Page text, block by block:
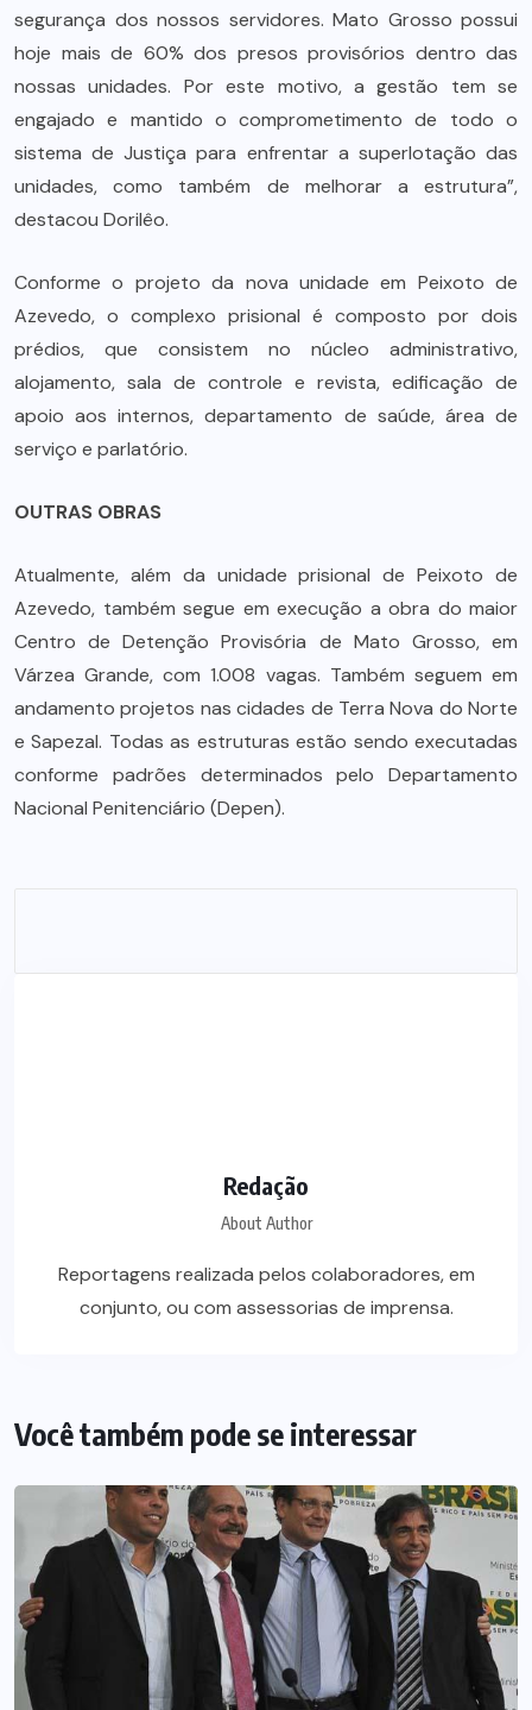
segurança dos nossos servidores. Mato Grosso possui
hoje mais de 60% dos presos provisórios dentro das
nossas unidades. Por este motivo, a gestão tem se
engajado e mantido o comprometimento de todo o
sistema de Justiça para enfrentar a superlotação das
unidades, como também de melhorar a estrutura”,
destacou Dorilêo.
Conforme o projeto da nova unidade em Peixoto de
Azevedo, o complexo prisional é composto por dois
prédios, que consistem no núcleo administrativo,
alojamento, sala de controle e revista, edificação de
apoio aos internos, departamento de saúde, área de
serviço e parlatório.
OUTRAS OBRAS
Atualmente, além da unidade prisional de Peixoto de
Azevedo, também segue em execução a obra do maior
Centro de Detenção Provisória de Mato Grosso, em
Várzea Grande, com 1.008 vagas. Também seguem em
andamento projetos nas cidades de Terra Nova do Norte
e Sapezal. Todas as estruturas estão sendo executadas
conforme padrões determinados pelo Departamento
Nacional Penitenciário (Depen).
Redação
About Author
Reportagens realizada pelos colaboradores, em
conjunto, ou com assessorias de imprensa.
Você também pode se interessar